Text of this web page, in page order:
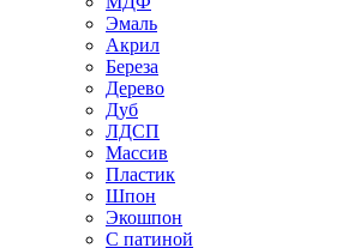
Эмаль
Акрил
Береза
Дерево
Дуб
ЛДСП
Массив
Пластик
Шпон
Экошпон
С патиной